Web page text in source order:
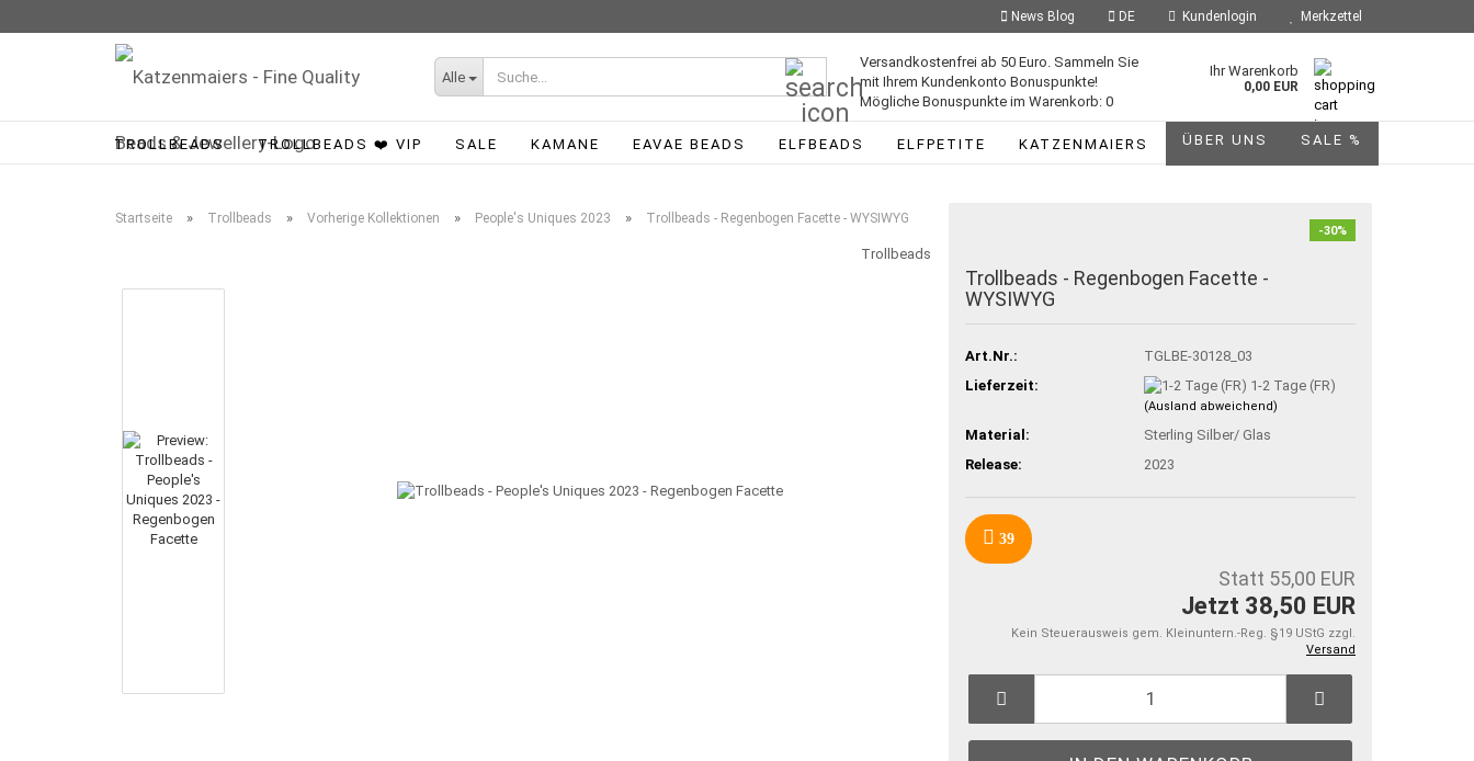
News Blog DE Kundenlogin Merkzettel
Alle
Suche...Versandkostenfrei ab 50 Euro. Sammeln Sie
mit Ihrem Kundenkonto Bonuspunkte!
Mögliche Bonuspunkte im Warenkorb: 0
Ihr Warenkorb
0,00 EUR
TROLLBEADS TROLLBEADS ❤️ VIP SALE KAMANE EAVAE BEADS ELFBEADS ELFPETITE KATZENMAIERS ÜBER UNS SALE %
Startseite » Trollbeads » Vorherige Kollektionen » People's Uniques 2023 » Trollbeads - Regenbogen Facette - WYSIWYG
Trollbeads
-30%
Trollbeads - Regenbogen Facette -
WYSIWYG
Art.Nr.:
TGLBE-30128_03
Lieferzeit:
1-2 Tage (FR)
(Ausland abweichend)
Material:
Sterling Silber/ Glas
Release:
2023
39
Statt 55,00 EUR
Jetzt 38,50 EUR
Kein Steuerausweis gem. Kleinuntern.-Reg. §19 UStG zzgl.
Versand